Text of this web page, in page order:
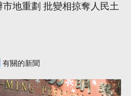
地重劃 批變相掠奪人民土
有關的新聞